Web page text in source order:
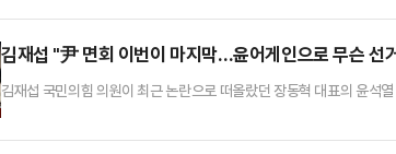
뒤 휴대전화와 여권을 뺏겼다.이후 감금된 B씨는 성인 방송을 강요받
김재섭 "尹 면회 이번이 마지막…윤어게인으로 무슨 선
김재섭 국민의힘 의원이 최근 논란으로 떠올랐던 장동혁 대표의 윤석
승부'에 출연해 장 대표의 윤 전 대통령 면회와 관련한 질문에 "내가